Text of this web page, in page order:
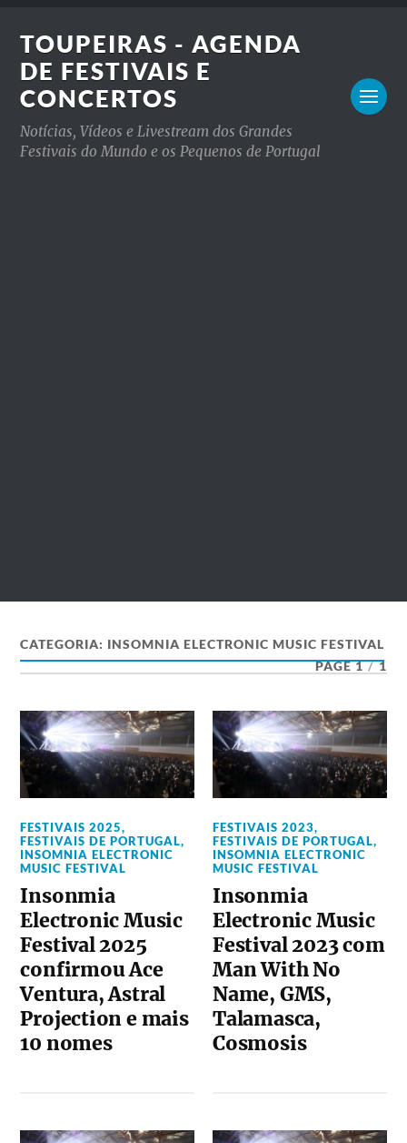
TOUPEIRAS - AGENDA
DE FESTIVAIS E
CONCERTOS
Notícias, Vídeos e Livestream dos Grandes
Festivais do Mundo e os Pequenos de Portugal
CATEGORIA: INSOMNIA ELECTRONIC MUSIC FESTIVAL
PAGE 1 / 1
FESTIVAIS 2025,
FESTIVAIS DE PORTUGAL,
INSOMNIA ELECTRONIC
MUSIC FESTIVAL
Insonmia
Electronic Music
Festival 2025
confirmou Ace
Ventura, Astral
Projection e mais
10 nomes
FESTIVAIS 2023,
FESTIVAIS DE PORTUGAL,
INSOMNIA ELECTRONIC
MUSIC FESTIVAL
Insonmia
Electronic Music
Festival 2023 com
Man With No
Name, GMS,
Talamasca,
Cosmosis